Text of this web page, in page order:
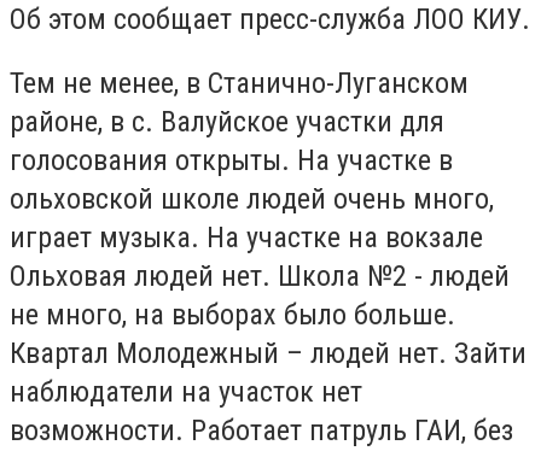
Об этом сообщает пресс-служба ЛОО КИУ.
Тем не менее, в Станично-Луганском
районе, в с. Валуйское участки для
голосования открыты. На участке в
ольховской школе людей очень много,
играет музыка. На участке на вокзале
Ольховая людей нет. Школа №2 - людей
не много, на выборах было больше.
Квартал Молодежный – людей нет. Зайти
наблюдатели на участок нет
возможности. Работает патруль ГАИ, без